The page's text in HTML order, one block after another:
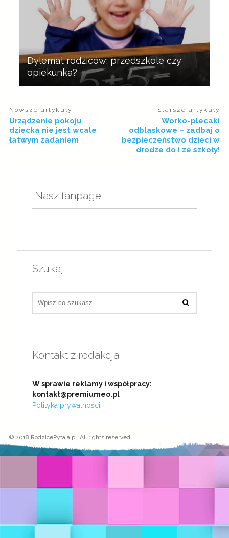
Dylemat rodziców: przedszkole czy
opiekunka?
Nowsze artykuły
Urządzenie pokoju
dziecka nie jest wcale
łatwym zadaniem
Starsze artykuły
Worko-plecaki
odblaskowe – zadbaj o
bezpieczeństwo dzieci w
drodze do i ze szkoły!
Nasz fanpage:
Szukaj
Kontakt z redakcja
W sprawie reklamy i współpracy:
kontakt@premiumeo.pl
Polityka prywatności
© 2018 RodzicePytaja.pl. All rights reserved.